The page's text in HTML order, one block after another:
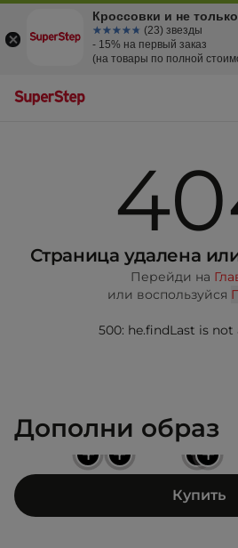
Страница удалена
Перейди на
или воспользуйся
500: he.findLast is
Дополни образ
+
+ +
+
Купить
Кроссовки и не только
☆☆☆☆☆
★★★★★ (23) звезды
- 15% на первый заказ
(на товары по полной